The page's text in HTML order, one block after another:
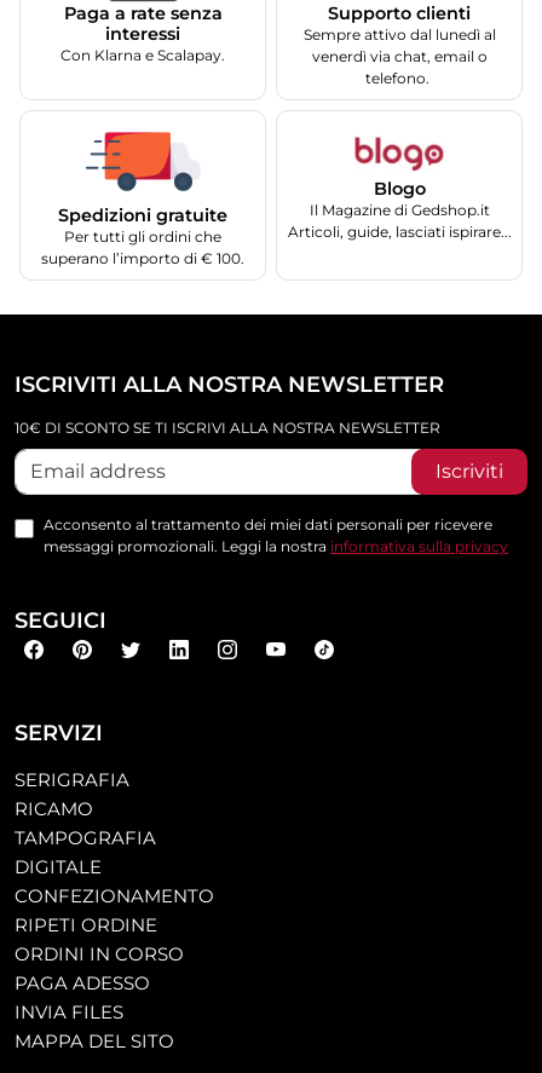
Paga a rate senza
interessi
Con Klarna e Scalapay.
Supporto clienti
Sempre attivo dal lunedì al
venerdì via chat, email o
telefono.
Spedizioni gratuite
Per tutti gli ordini che
superano l’importo di € 100.
Blogo
Il Magazine di Gedshop.it
Articoli, guide, lasciati ispirare...
SERVIZI
SERIGRAFIA
RICAMO
TAMPOGRAFIA
DIGITALE
CONFEZIONAMENTO
RIPETI ORDINE
ORDINI IN CORSO
PAGA ADESSO
INVIA FILES
MAPPA DEL SITO
ISCRIVITI ALLA NOSTRA NEWSLETTER
10€ DI SCONTO SE TI ISCRIVI ALLA NOSTRA NEWSLETTER
Iscriviti
Acconsento al trattamento dei miei dati personali per ricevere
messaggi promozionali. Leggi la nostra informativa sulla privacy
SEGUICI